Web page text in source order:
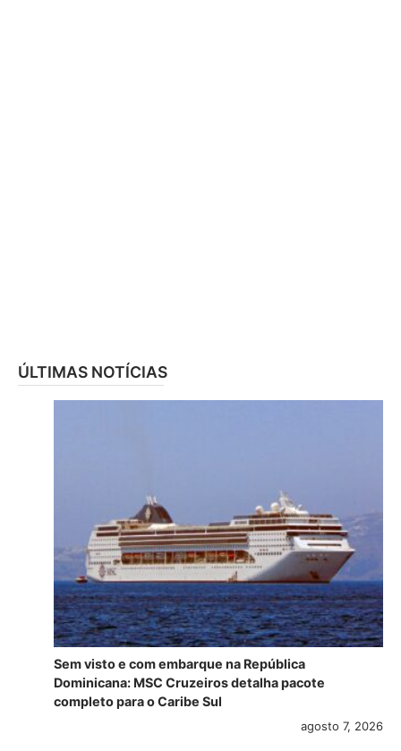
ÚLTIMAS NOTÍCIAS
Sem visto e com embarque na República
Dominicana: MSC Cruzeiros detalha pacote
completo para o Caribe Sul
agosto 7, 2026